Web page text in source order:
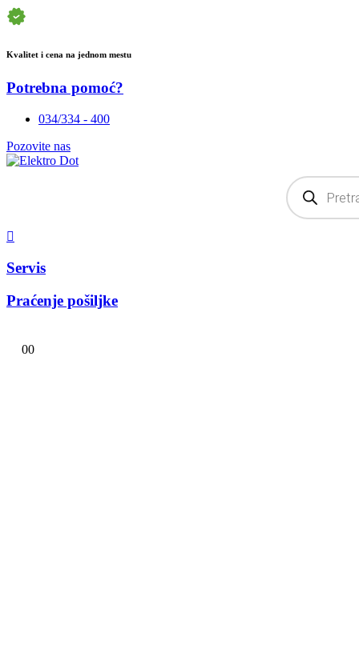
Kvalitet i cena na jednom mestu
Potrebna pomoć?
034/334 - 400
Pozovite nas
Products
search
Servis
Praćenje pošiljke
00